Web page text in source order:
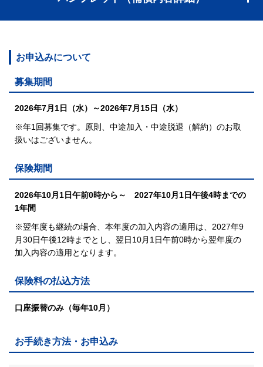
お申込みについて
募集期間
2026年7月1日（水）～2026年7月15日（水）
※年1回募集です。原則、中途加入・中途脱退（解約）のお取
扱いはございません。
保険期間
2026年10月1日午前0時から～ 2027年10月1日午後4時までの
1年間
※翌年度も継続の場合、 本年度の加入内容の適用は、2027年9
月30日午後12時までとし、 翌日10月1日午前0時から翌年度の
加入内容の適用となります。
保険料の払込方法
口座振替のみ（毎年10月）
お手続き方法・お申込み